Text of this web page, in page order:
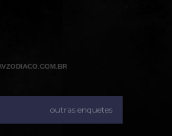
outras enquetes